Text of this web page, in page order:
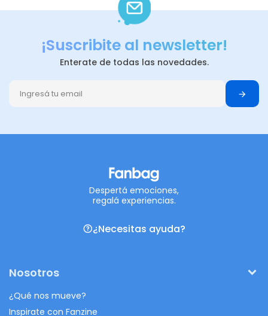
¡Suscribite al newsletter!
Enterate de todas las novedades.
Despertá emociones,
regalá experiencias.
¿Necesitas ayuda?
Nosotros
¿Qué nos mueve?
Inspirate con Fanzine